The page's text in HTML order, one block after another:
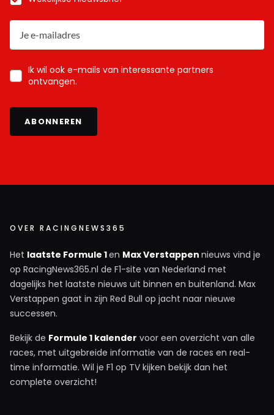
Ik wil ook e-mails van interessante partners
ontvangen.
ABONNEREN
OVER RACINGNEWS365
Het laatste Formule 1en Max Verstappen nieuws vind je
op RacingNews365.nl de F1-site van Nederland met
dagelijks het laatste nieuws uit binnen en buitenland. Max
Verstappen gaat in zijn Red Bull op jacht naar nieuwe
successen.
Bekijk de Formule 1 kalender voor een overzicht van alle
races, met uitgebreide informatie van de races en real-
time informatie. Wil je F1 op TV kijken bekijk dan het
complete overzicht!